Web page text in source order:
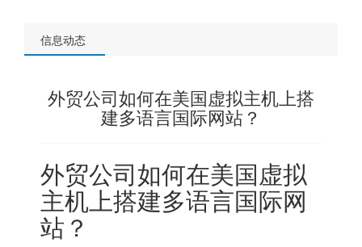
信息动态
外贸公司如何在美国虚拟主机上搭
建多语言国际网站？
外贸公司如何在美国虚拟
主机上搭建多语言国际网
站？